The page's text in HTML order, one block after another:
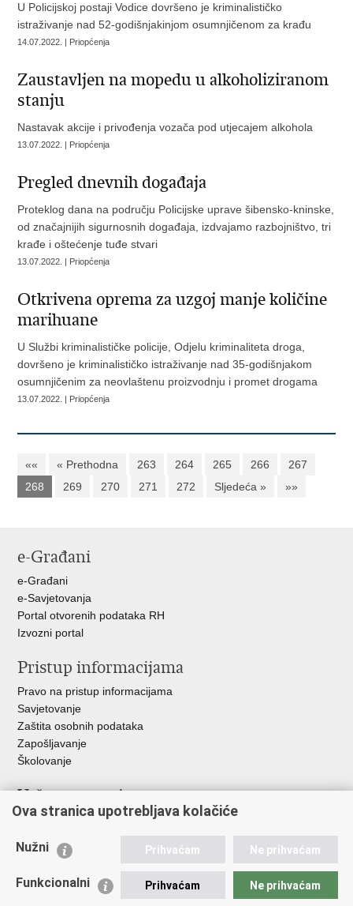
U Policijskoj postaji Vodice dovršeno je kriminalističko
istraživanje nad 52-godišnjakinjom osumnjičenom za krađu
14.07.2022. | Priopćenja
Zaustavljen na mopedu u alkoholiziranom
stanju
Nastavak akcije i privođenja vozača pod utjecajem alkohola
13.07.2022. | Priopćenja
Pregled dnevnih događaja
Proteklog dana na području Policijske uprave šibensko-kninske,
od značajnijih sigurnosnih događaja, izdvajamo razbojništvo, tri
krađe i oštećenje tuđe stvari
13.07.2022. | Priopćenja
Otkrivena oprema za uzgoj manje količine
marihuane
U Službi kriminalističke policije, Odjelu kriminaliteta droga,
dovršeno je kriminalističko istraživanje nad 35-godišnjakom
osumnjičenim za neovlaštenu proizvodnju i promet drogama
13.07.2022. | Priopćenja
«« « Prethodna 263 264 265 266
267
268
269 270 271 272 Sljedeća » »»
e-Građani
e-Građani
e-Savjetovanja
Portal otvorenih podataka RH
Izvozni portal
Pristup informacijama
Pravo na pristup informacijama
Savjetovanje
Zaštita osobnih podataka
Zapošljavanje
Školovanje
Važne poveznice
Ministarstvo unutarnjih poslova
Udruge
Policijska akademija
Ova stranica upotrebljava kolačiće
Nužni Prihvaćam Ne prihvaćam
Funkcionalni Prihvaćam Ne prihvaćam